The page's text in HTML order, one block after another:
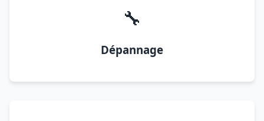
🔧
Dépannage